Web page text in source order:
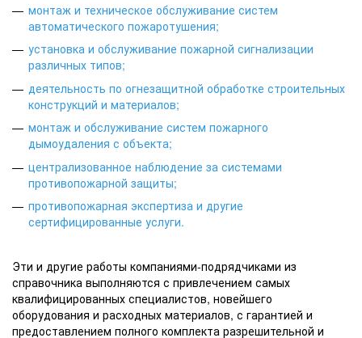
монтаж и техническое обслуживание систем
автоматического пожаротушения;
установка и обслуживание пожарной сигнализации
различных типов;
деятельность по огнезащитной обработке строительных
конструкций и материалов;
монтаж и обслуживание систем пожарного
дымоудаления с объекта;
централизованное наблюдение за системами
противопожарной защиты;
противопожарная экспертиза и другие
сертифицированные услуги.
Эти и другие работы компаниями-подрядчиками из
справочника выполняются с привлечением самых
квалифицированных специалистов, новейшего
оборудования и расходных материалов, с гарантией и
предоставлением полного комплекта разрешительной и